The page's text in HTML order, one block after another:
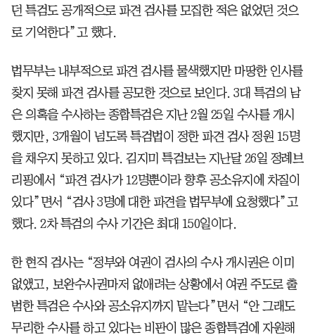
던 특검도 공개적으로 파견 검사를 모집한 적은 없었던 것으
로 기억한다”고 했다.
법무부는 내부적으로 파견 검사를 물색했지만 마땅한 인사를
찾지 못해 파견 검사를 공모한 것으로 보인다. 3대 특검의 남
은 의혹을 수사하는 종합특검은 지난 2월 25일 수사를 개시
했지만, 3개월이 넘도록 특검법이 정한 파견 검사 정원 15명
을 채우지 못하고 있다. 김지미 특검보는 지난달 26일 정례브
리핑에서 “파견 검사가 12명뿐이라 향후 공소유지에 차질이
있다”면서 “검사 3명에 대한 파견을 법무부에 요청했다”고
했다. 2차 특검의 수사 기간은 최대 150일이다.
한 현직 검사는 “정부와 여권이 검사의 수사 개시권은 이미
없앴고, 보완수사권마저 없애려는 상황에서 여권 주도로 출
범한 특검은 수사와 공소유지까지 맡는다”면서 “안 그래도
무리한 수사를 하고 있다는 비판이 많은 종합특검에 자원해